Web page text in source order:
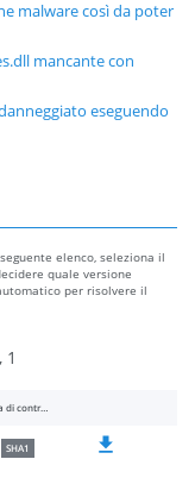
malware così da poter
mancante con
eseguendo
elenco, seleziona il
quale versione
per risolvere il
Somma di controllo
SHA1